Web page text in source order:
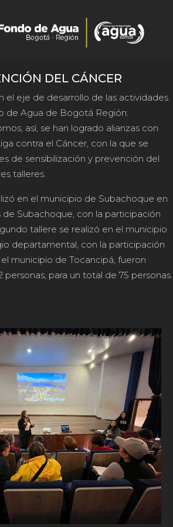
DEL CÁNCER
el eje de desarrollo de las actividades
de Agua de Bogotá Región:
así, se han logrado alianzas con
contra el Cáncer, con la que se
de sensibilización y prevención del
talleres.
en el municipio de Subachoque en
de Subachoque, con la participación
tallere se realizó en el municipio
departamental, con la participación
municipio de Tocancipá, fueron
personas, para un total de 75 personas.